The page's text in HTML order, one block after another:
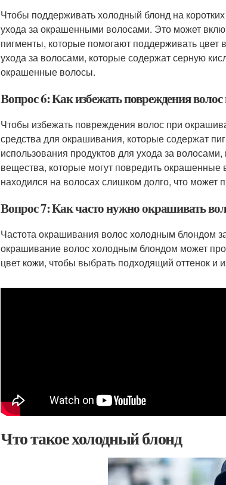
Чтобы поддерживать холодный блонд на
ухода за окрашенными волосами. Это может
пигменты, которые помогают поддерживать цвет
ухода за волосами, которые содержат серную
окрашенные волосы.
Вопрос 6: Как избежать повреждения
Чтобы избежать повреждения волос при
средства для окрашивания, которые содержат
использования продуктов для ухода за
вещества, которые могут повредить
находился на волосах слишком долго, что может
Вопрос 7: Как часто нужно окрашивать
Частота окрашивания волос холодным блондом
окрашивание волос холодным блондом может
цвет кожи, чтобы выбрать подходящий оттенок и
Что такое холодный блонд